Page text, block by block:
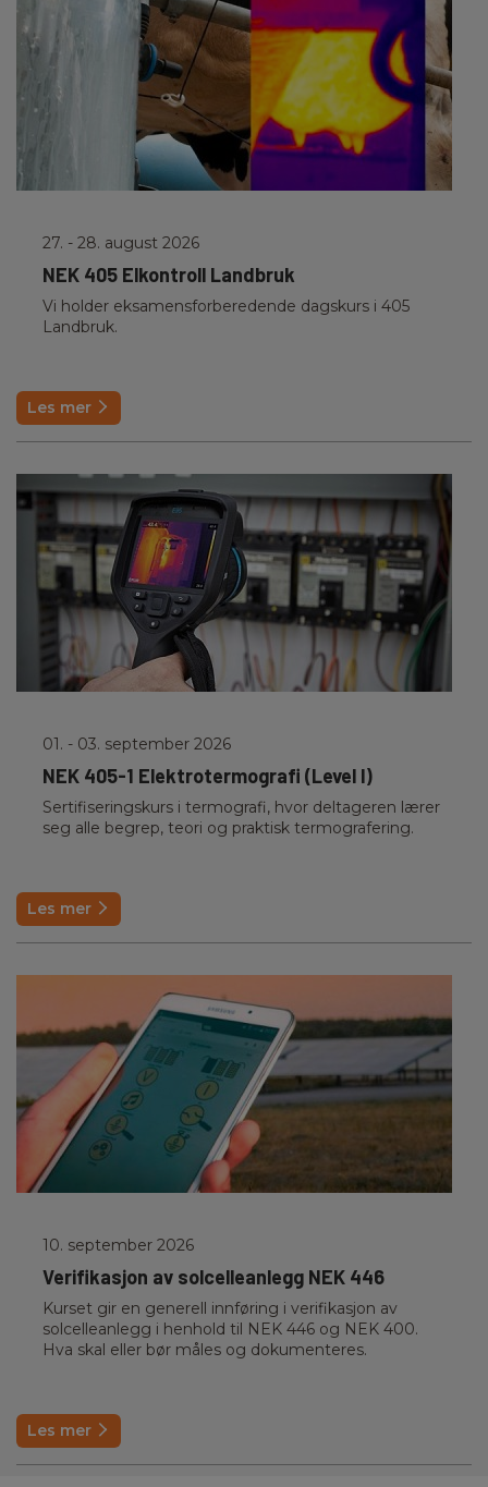
27. - 28. august 2026
NEK 405 Elkontroll Landbruk
Vi holder eksamensforberedende dagskurs i 405
Landbruk.
Les mer
01. - 03. september 2026
NEK 405-1 Elektrotermografi (Level I)
Sertifiseringskurs i termografi, hvor deltageren lærer
seg alle begrep, teori og praktisk termografering.
Les mer
10. september 2026
Verifikasjon av solcelleanlegg NEK 446
Kurset gir en generell innføring i verifikasjon av
solcelleanlegg i henhold til NEK 446 og NEK 400.
Hva skal eller bør måles og dokumenteres.
Les mer